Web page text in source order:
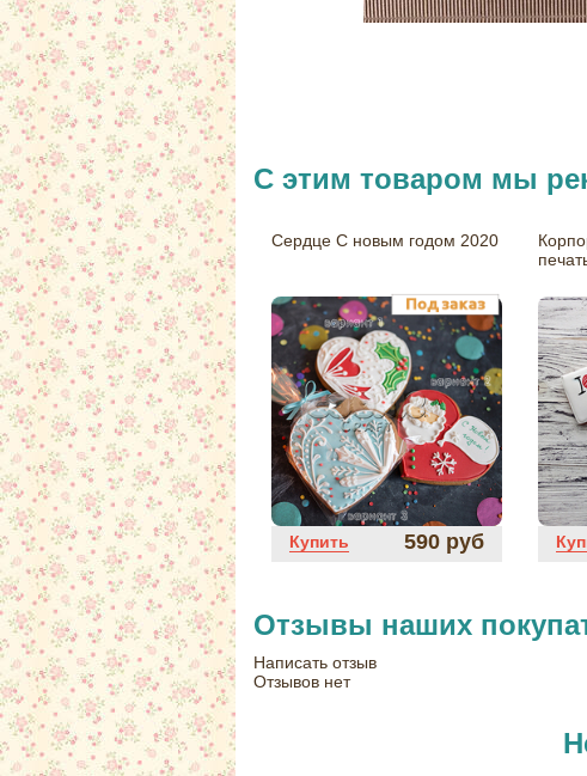
С этим товаром мы
Сердце С новым годом 2020
Купить 590 руб
Отзывы наших
Написать отзыв
Отзывов нет